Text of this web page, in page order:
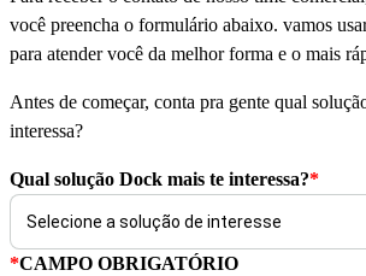
você preencha o formulário abaixo. vamos
para atender você da melhor forma e o mais
Antes de começar, conta pra gente qual
interessa?
Qual solução Dock mais te interessa?*
*CAMPO OBRIGATÓRIO